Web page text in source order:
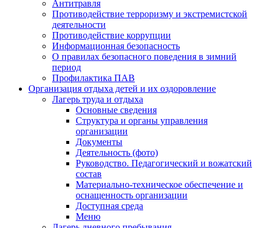
Антитравля
Противодействие терроризму и экстремистской
деятельности
Противодействие коррупции
Информационная безопасность
О правилах безопасного поведения в зимний
период
Профилактика ПАВ
Организация отдыха детей и их оздоровление
Лагерь труда и отдыха
Основные сведения
Структура и органы управления
организации
Документы
Деятельность (фото)
Руководство. Педагогический и вожатский
состав
Материально-техническое обеспечение и
оснащенность организации
Доступная среда
Меню